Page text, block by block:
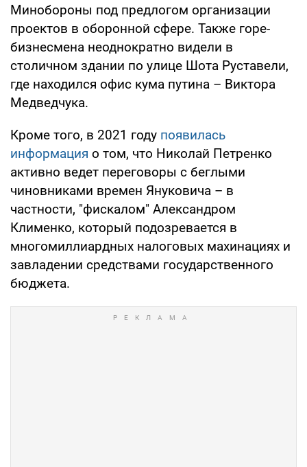
Минобороны под предлогом организации
проектов в оборонной сфере. Также горе-
бизнесмена неоднократно видели в
столичном здании по улице Шота Руставели,
где находился офис кума путина – Виктора
Медведчука.
Кроме того, в 2021 году появилась
информация о том, что Николай Петренко
активно ведет переговоры с беглыми
чиновниками времен Януковича – в
частности, "фискалом" Александром
Клименко, который подозревается в
многомиллиардных налоговых махинациях и
завладении средствами государственного
бюджета.